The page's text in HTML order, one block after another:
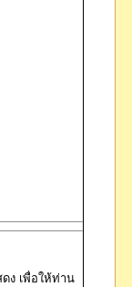
ง เพื่อให้ท่าน